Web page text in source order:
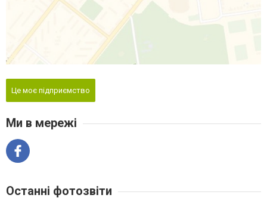
Це моє підприємство
Ми в мережі
Останні фотозвіти